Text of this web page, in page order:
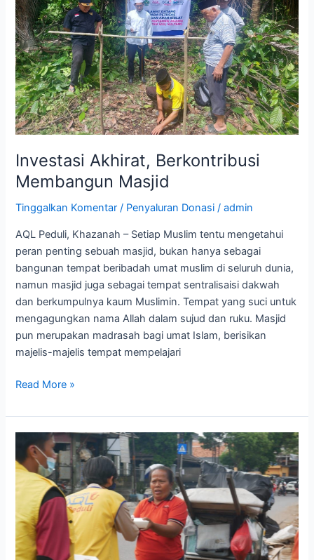
Investasi Akhirat, Berkontribusi
Membangun Masjid
Tinggalkan Komentar / Penyaluran Donasi /admin
AQL Peduli, Khazanah – Setiap Muslim tentu mengetahui
peran penting sebuah masjid, bukan hanya sebagai
bangunan tempat beribadah umat muslim di seluruh dunia,
namun masjid juga sebagai tempat sentralisaisi dakwah
dan berkumpulnya kaum Muslimin. Tempat yang suci untuk
mengagungkan nama Allah dalam sujud dan ruku. Masjid
pun merupakan madrasah bagi umat Islam, berisikan
majelis-majelis tempat mempelajari
Read More »
Ingatlah
Allah
Saat
Senang
dan
Lapang,
Niscaya